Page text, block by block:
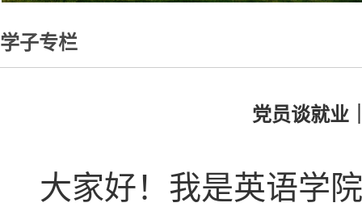
学子专栏
党员谈就业
大家好！我是英语学